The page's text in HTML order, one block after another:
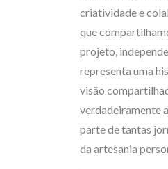
criatividade e
que
projeto,
representa uma
visão
verdadeiramente
parte de tantas
da artesania